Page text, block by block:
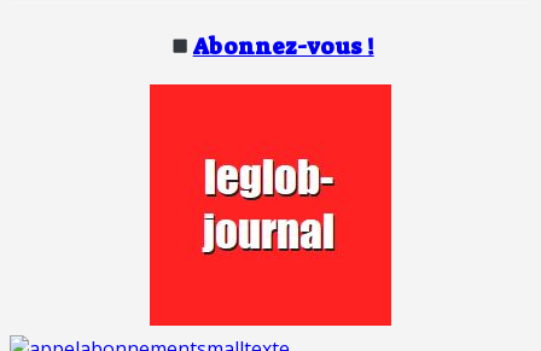
Abonnez-vous !